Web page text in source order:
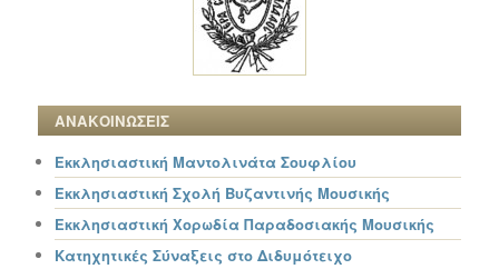
ΑΝΑΚΟΙΝΩΣΕΙΣ
Εκκλησιαστική Μαντολινάτα Σουφλίου
Εκκλησιαστική Σχολή Βυζαντινής Μουσικής
Εκκλησιαστική Χορωδία Παραδοσιακής Μουσικής
Κατηχητικές Σύναξεις στο Διδυμότειχο